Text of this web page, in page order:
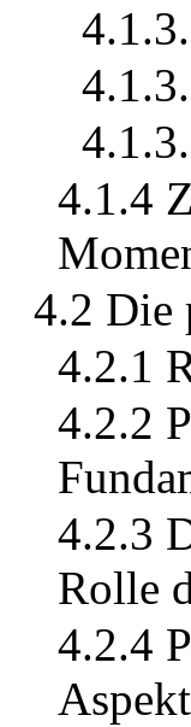
4.1.4
4.2 Die
4.2.1
4.2.2
4.2.3
Rolle
4.2.4